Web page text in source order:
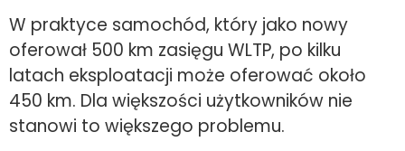
W praktyce samochód, który jako nowy
oferował 500 km zasięgu WLTP, po kilku
latach eksploatacji może oferować około
450 km. Dla większości użytkowników nie
stanowi to większego problemu.